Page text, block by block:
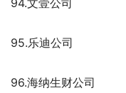
95.乐迪公司
96.海纳生财公司